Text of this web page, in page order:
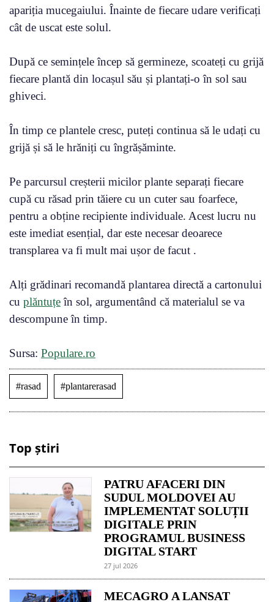
apariția mucegaiului. Înainte de fiecare udare verificați
cât de uscat este solul.
După ce semințele încep să germineze, scoateți cu grijă
fiecare plantă din locașul său și plantați-o în sol sau
ghiveci.
În timp ce plantele cresc, puteți continua să le udați cu
grijă și să le hrăniți cu îngrășăminte.
Pe parcursul creșterii micilor plante separați fiecare
cupă cu răsad prin tăiere cu un cuter sau foarfece,
pentru a obține recipiente individuale. Acest lucru nu
este imediat esențial, dar este necesar deoarece
transplarea va fi mult mai ușor de facut .
Alți grădinari recomandă plantarea directă a cartonului
cu plăntuțeîn sol, argumentând că materialul se va
descompune în timp.
Sursa: Populare.ro
#rasad #plantarerasad
Top știri
PATRU AFACERI DIN
SUDUL MOLDOVEI AU
IMPLEMENTAT SOLUȚII
DIGITALE PRIN
PROGRAMUL BUSINESS
DIGITAL START
27 jul 2026
MECAGRO A LANSAT